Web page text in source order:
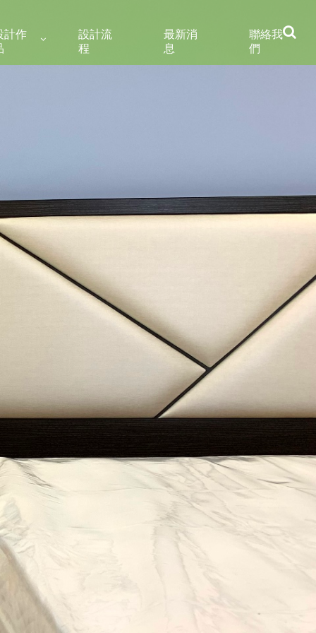
計作
設計流
程
最新消
息
聯絡我
們